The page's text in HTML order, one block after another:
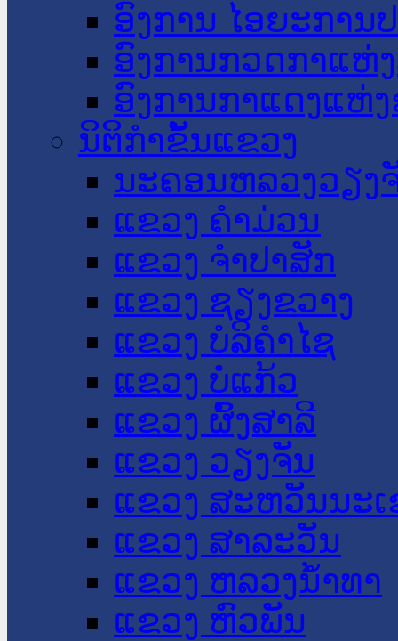
ອົງການ ໄອຍະການ
ອົງການກວດກາແຫ່
ອົງການກາແດງແຫ່
ນິຕິກໍາຂັ້ນແຂວງ
ນະ​ຄອນ​ຫລວງວຽງ
ແຂວງ ຄໍາມ່ວນ
ແຂວງ ຈໍາປາສັກ
ແຂວງ ຊຽງຂວາງ
ແຂວງ ບໍລິຄໍາໄຊ
ແຂວງ ບໍ່ແກ້ວ
ແຂວງ ຜົ້ງສາລີ
ແຂວງ ວຽງຈັນ
ແຂວງ ສະຫວັນນະ
ແຂວງ ສາລະວັນ
ແຂວງ ຫລວງນໍ້າທາ
ແຂວງ ຫົວພັນ